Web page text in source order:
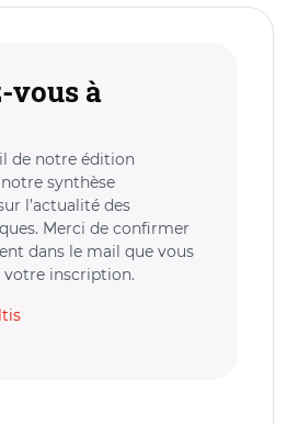
vous à
de notre édition
synthèse
l’actualité des
Merci de confirmer
dans le mail que vous
votre inscription.